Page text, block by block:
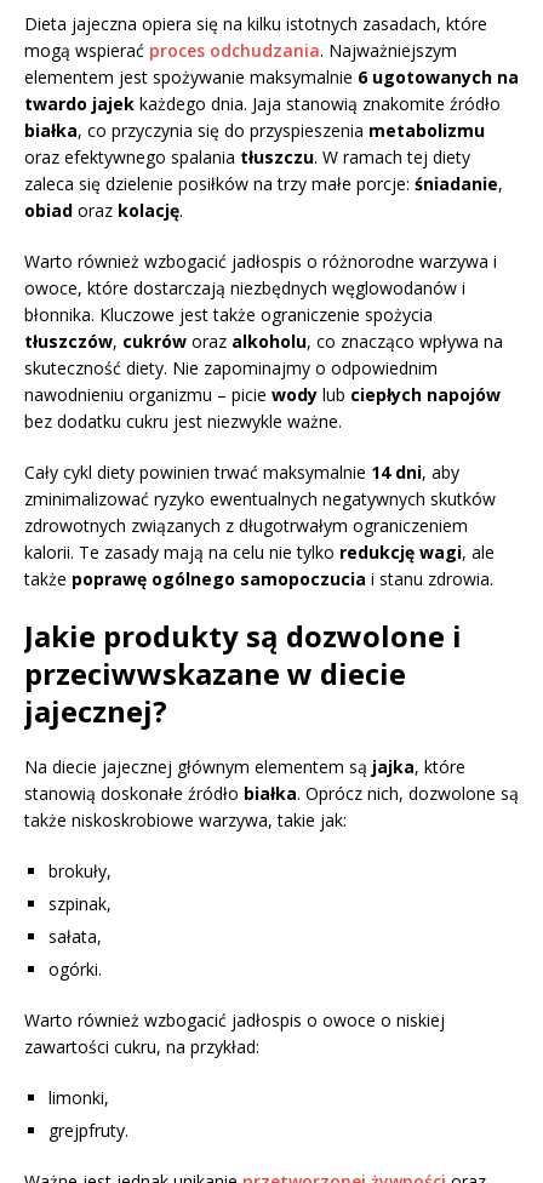
Dieta jajeczna opiera się na kilku istotnych zasadach, które
mogą wspierać proces odchudzania. Najważniejszym
elementem jest spożywanie maksymalnie 6 ugotowanych na
twardo jajek każdego dnia. Jaja stanowią znakomite źródło
białka, co przyczynia się do przyspieszenia metabolizmu
oraz efektywnego spalania tłuszczu. W ramach tej diety
zaleca się dzielenie posiłków na trzy małe porcje: śniadanie,
obiad oraz kolację.
Warto również wzbogacić jadłospis o różnorodne warzywa i
owoce, które dostarczają niezbędnych węglowodanów i
błonnika. Kluczowe jest także ograniczenie spożycia
tłuszczów, cukrów oraz alkoholu, co znacząco wpływa na
skuteczność diety. Nie zapominajmy o odpowiednim
nawodnieniu organizmu – picie wody lub ciepłych napojów
bez dodatku cukru jest niezwykle ważne.
Cały cykl diety powinien trwać maksymalnie 14 dni, aby
zminimalizować ryzyko ewentualnych negatywnych skutków
zdrowotnych związanych z długotrwałym ograniczeniem
kalorii. Te zasady mają na celu nie tylko redukcję wagi, ale
także poprawę ogólnego samopoczucia i stanu zdrowia.
Jakie produkty są dozwolone i
przeciwwskazane w diecie
jajecznej?
Na diecie jajecznej głównym elementem są jajka, które
stanowią doskonałe źródło białka. Oprócz nich, dozwolone są
także niskoskrobiowe warzywa, takie jak:
brokuły,
szpinak,
sałata,
ogórki.
Warto również wzbogacić jadłospis o owoce o niskiej
zawartości cukru, na przykład:
limonki,
grejpfruty.